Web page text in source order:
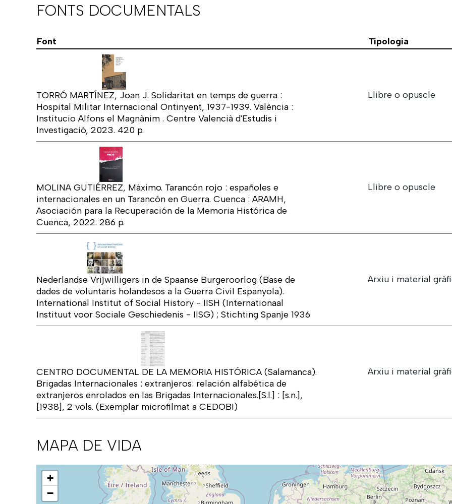
FONTS DOCUMENTALS
Font Tipologia
TORRÓ MARTÍNEZ, Joan J. Solidaritat en temps de guerra :
Hospital Militar Internacional Ontinyent, 1937-1939. València :
Institucio Alfons el Magnànim . Centre Valencià d'Estudis i
Investigació, 2023. 420 p.
Llibre o opuscle
MOLINA GUTIÉRREZ, Máximo. Tarancón rojo : españoles e
internacionales en un Tarancón en Guerra. Cuenca : ARAMH,
Asociación para la Recuperación de la Memoria Histórica de
Cuenca, 2022. 286 p.
Llibre o opuscle
Nederlandse Vrijwilligers in de Spaanse Burgeroorlog (Base de
dades de voluntaris holandesos a la Guerra Civil Espanyola).
International Institut of Social History - IISH (Internationaal
Instituut voor Sociale Geschiedenis - IISG) ; Stichting Spanje 1936
Arxiu i material
CENTRO DOCUMENTAL DE LA MEMORIA HISTÓRICA (Salamanca).
Brigadas Internacionales : extranjeros: relación alfabética de
extranjeros enrolados en las Brigadas Internacionales.[S.l.] : [s.n.],
[1938], 2 vols. (Exemplar microfilmat a CEDOBI)
Arxiu i material
MAPA DE VIDA
Mapa
+
−